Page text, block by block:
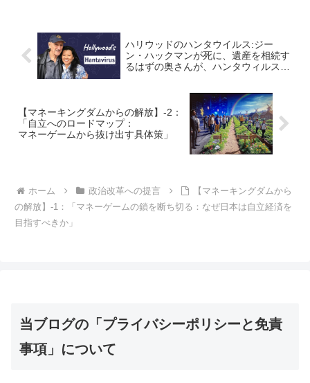
ハリウッドのハンタウイルス:ジー
ン・ハックマンが死に、遺産を相続す
るはずの奥さんが、ハンタウィルスで
【マネーキングダムからの解放】-2：
「自立へのロードマップ：
マネーゲームから抜け出す具体策」
ホーム 政治改革への提言
【マネーキングダムから
の解放】-1：「マネーゲームの鎖を断ち切る：なぜ日本は自立経済を
目指すべきか」
当ブログの「プライバシーポリシーと免責
事項」について